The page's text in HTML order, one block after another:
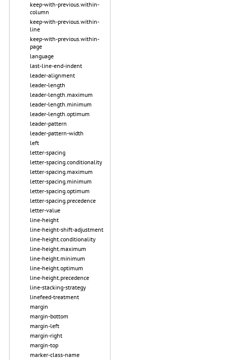
keep-with-previous.within-
column
keep-with-previous.within-
line
keep-with-previous.within-
page
language
last-line-end-indent
leader-alignment
leader-length
leader-length.maximum
leader-length.minimum
leader-length.optimum
leader-pattern
leader-pattern-width
left
letter-spacing
letter-spacing.conditionality
letter-spacing.maximum
letter-spacing.minimum
letter-spacing.optimum
letter-spacing.precedence
letter-value
line-height
line-height-shift-adjustment
line-height.conditionality
line-height.maximum
line-height.minimum
line-height.optimum
line-height.precedence
line-stacking-strategy
linefeed-treatment
margin
margin-bottom
margin-left
margin-right
margin-top
marker-class-name